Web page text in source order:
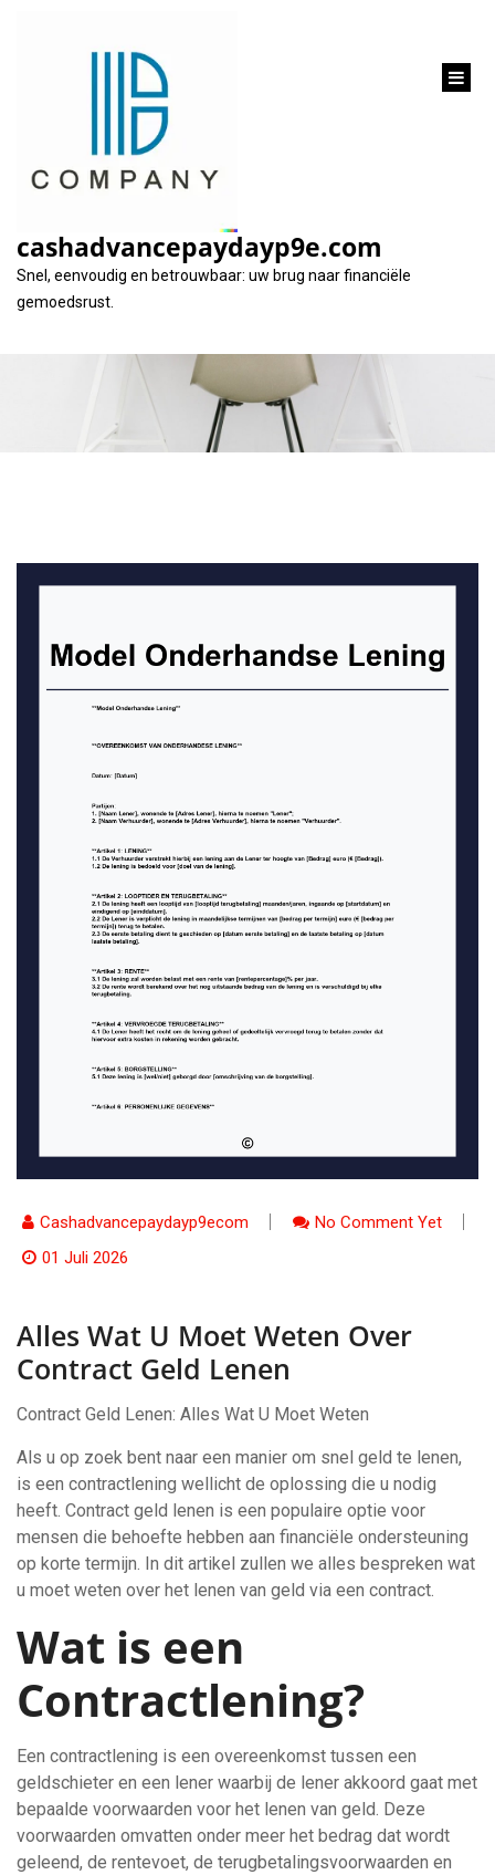
cashadvancepaydayp9e.com
Snel, eenvoudig en betrouwbaar: uw brug naar financiële
gemoedsrust.
Alles Wat U Moet
Weten Over Contract
Geld Lenen
Cashadvancepaydayp9ecom
No Comment Yet
01 Juli 2026
Alles Wat U Moet Weten Over
Contract Geld Lenen
Contract Geld Lenen: Alles Wat U Moet Weten
Als u op zoek bent naar een manier om snel geld te lenen,
is een contractlening wellicht de oplossing die u nodig
heeft. Contract geld lenen is een populaire optie voor
mensen die behoefte hebben aan financiële ondersteuning
op korte termijn. In dit artikel zullen we alles bespreken wat
u moet weten over het lenen van geld via een contract.
Wat is een
Contractlening?
Een contractlening is een overeenkomst tussen een
geldschieter en een lener waarbij de lener akkoord gaat met
bepaalde voorwaarden voor het lenen van geld. Deze
voorwaarden omvatten onder meer het bedrag dat wordt
geleend, de rentevoet, de terugbetalingsvoorwaarden en